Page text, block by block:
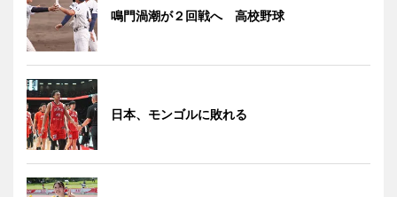
鳴門渦潮が２回戦へ 高校野球
日本、モンゴルに敗れる